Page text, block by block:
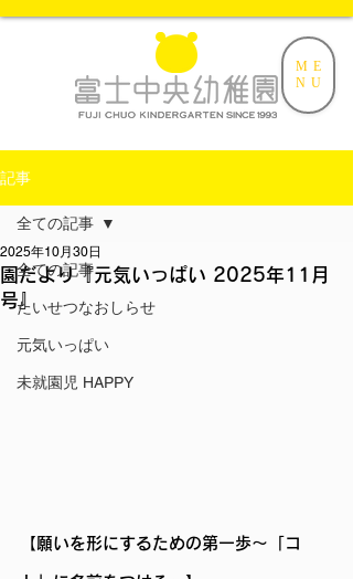
ME
NU
記事
全ての記事
たいせつなおしらせ
元気いっぱい
未就園児 HAPPY
全ての記事
園だより『元気いっぱい 2025年11月
号』
2025年10月30日
【願いを形にするための第一歩〜「コ